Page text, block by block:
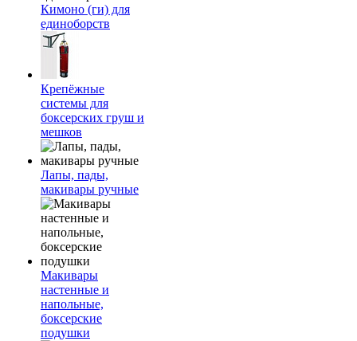
Кимоно (ги) для
единоборств
Крепёжные
системы для
боксерских груш и
мешков
Лапы, пады,
макивары ручные
Макивары
настенные и
напольные,
боксерские
подушки